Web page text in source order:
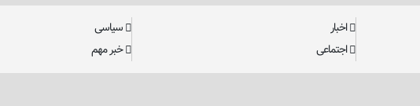
اخبار سیاسی
اجتماعی
خبر مهم